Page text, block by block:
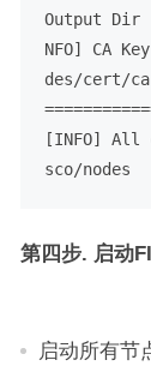
Output Dir
NFO] CA
des/cert/
[INFO] All
sco/nodes
第四步. 启动
启动所有节